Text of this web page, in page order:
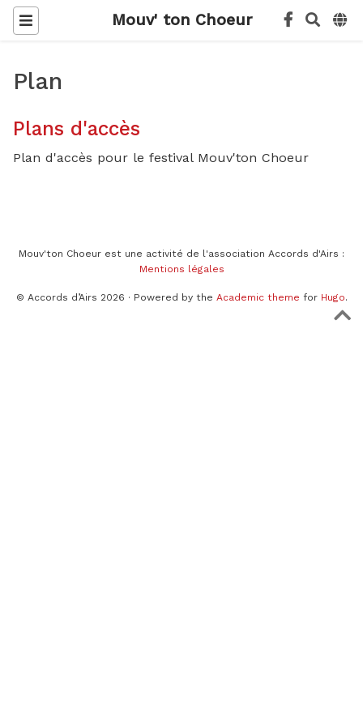
Mouv' ton Choeur
Plan
Plans d'accès
Plan d'accès pour le festival Mouv'ton Choeur
Mouv'ton Choeur est une activité de l'association Accords d'Airs :
Mentions légales
© Accords d’Airs 2026 · Powered by the Academic theme for Hugo.